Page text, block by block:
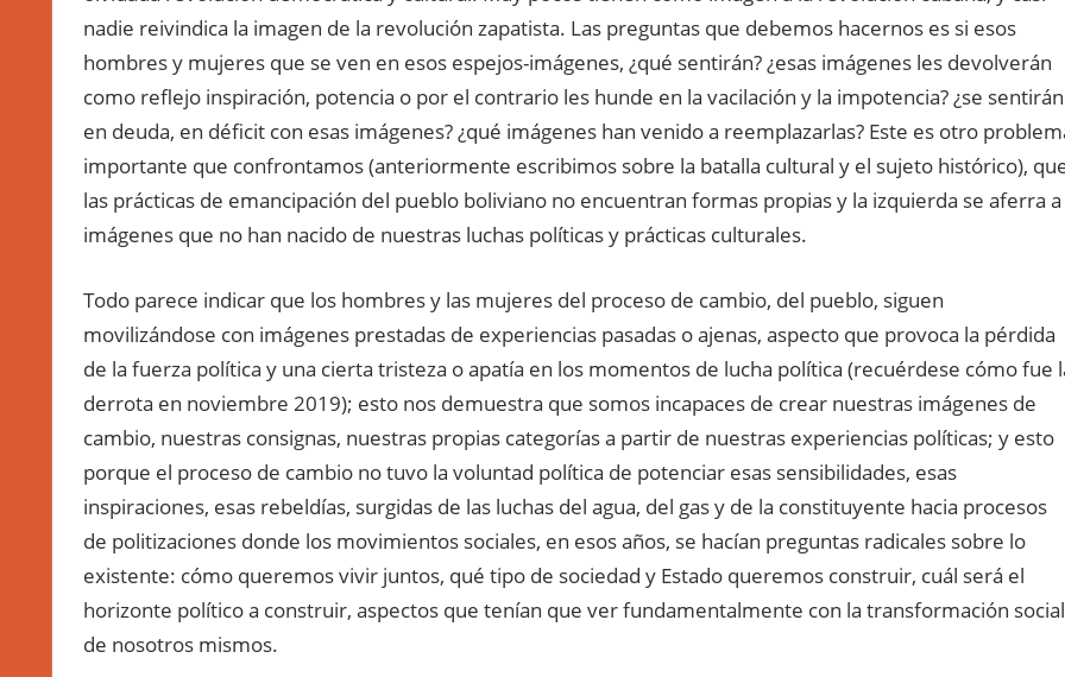
nadie reivindica la imagen de la revolución zapatista. Las preguntas que debemos hacernos es si esos
hombres y mujeres que se ven en esos espejos-imágenes, ¿qué sentirán? ¿esas imágenes les devolverán
como reflejo inspiración, potencia o por el contrario les hunde en la vacilación y la impotencia? ¿se sentirán
en deuda, en déficit con esas imágenes? ¿qué imágenes han venido a reemplazarlas? Este es otro
importante que confrontamos (anteriormente escribimos sobre la batalla cultural y el sujeto histórico),
las prácticas de emancipación del pueblo boliviano no encuentran formas propias y la izquierda se aferra a
imágenes que no han nacido de nuestras luchas políticas y prácticas culturales.
Todo parece indicar que los hombres y las mujeres del proceso de cambio, del pueblo, siguen
movilizándose con imágenes prestadas de experiencias pasadas o ajenas, aspecto que provoca la pérdida
de la fuerza política y una cierta tristeza o apatía en los momentos de lucha política (recuérdese cómo fue
derrota en noviembre 2019); esto nos demuestra que somos incapaces de crear nuestras imágenes de
cambio, nuestras consignas, nuestras propias categorías a partir de nuestras experiencias políticas; y esto
porque el proceso de cambio no tuvo la voluntad política de potenciar esas sensibilidades, esas
inspiraciones, esas rebeldías, surgidas de las luchas del agua, del gas y de la constituyente hacia procesos
de politizaciones donde los movimientos sociales, en esos años, se hacían preguntas radicales sobre lo
existente: cómo queremos vivir juntos, qué tipo de sociedad y Estado queremos construir, cuál será el
horizonte político a construir, aspectos que tenían que ver fundamentalmente con la transformación social
de nosotros mismos.